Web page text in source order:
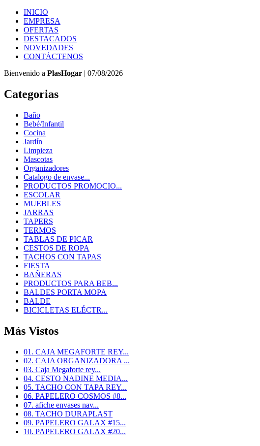
INICIO
EMPRESA
OFERTAS
DESTACADOS
NOVEDADES
CONTÁCTENOS
Bienvenido a PlasHogar | 07/08/2026
Categorias
Baño
Bebé/Infantil
Cocina
Jardín
Limpieza
Mascotas
Organizadores
Catalogo de envase...
PRODUCTOS PROMOCIO...
ESCOLAR
MUEBLES
JARRAS
TAPERS
TERMOS
TABLAS DE PICAR
CESTOS DE ROPA
TACHOS CON TAPAS
FIESTA
BAÑERAS
PRODUCTOS PARA BEB...
BALDES PORTA MOPA
BALDE
BICICLETAS ELÉCTR...
Más Vistos
01. CAJA MEGAFORTE REY...
02. CAJA ORGANIZADORA ...
03. Caja Megaforte rey...
04. CESTO NADINE MEDIA...
05. TACHO CON TAPA REY...
06. PAPELERO COSMOS #8...
07. afiche envases nav...
08. TACHO DURAPLAST
09. PAPELERO GALAX #15...
10. PAPELERO GALAX #20...